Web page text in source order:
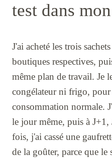
test dans
J'ai acheté les trois
boutiques respectives,
même plan de travail. Je
congélateur ni frigo,
consommation normale.
le jour même, puis à
fois, j'ai cassé une
de la goûter, parce que le